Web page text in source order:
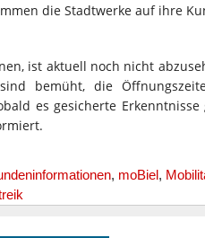
die Stadtwerke auf ihre
ist aktuell noch nicht
bemüht, die
es gesicherte
, moBiel,